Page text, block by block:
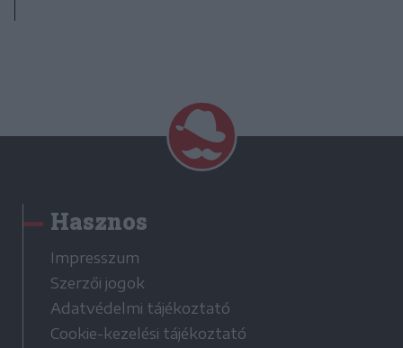
Hasznos
Impresszum
Szerzői jogok
Adatvédelmi tájékoztató
Cookie-kezelési tájékoztató